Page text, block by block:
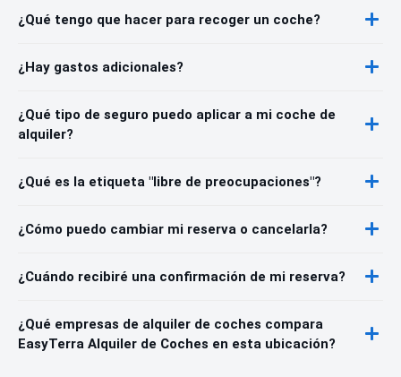
¿Qué tengo que hacer para recoger un coche?
¿Hay gastos adicionales?
¿Qué tipo de seguro puedo aplicar a mi coche de
alquiler?
¿Qué es la etiqueta "libre de preocupaciones"?
¿Cómo puedo cambiar mi reserva o cancelarla?
¿Cuándo recibiré una confirmación de mi reserva?
¿Qué empresas de alquiler de coches compara
EasyTerra Alquiler de Coches en esta ubicación?